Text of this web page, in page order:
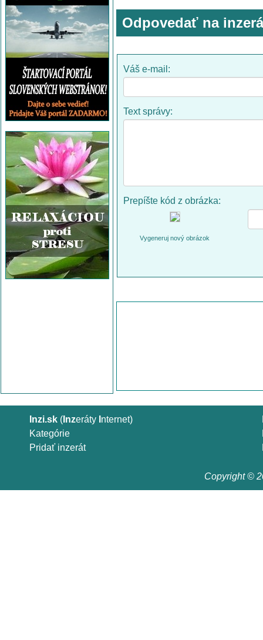
Odpovedať na
Váš e-mail:
Text správy:
Prepíšte kód z obrázka:
Vygeneruj nový obrázok
Inzi.sk ( Inzeráty nternet)
Kategórie
Pridať inzerát
Copyright ©